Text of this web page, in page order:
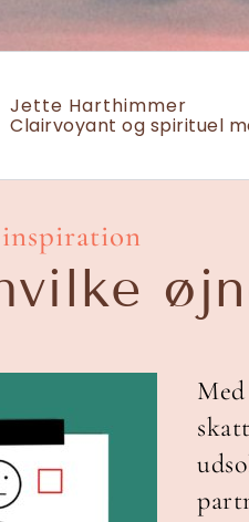
Jette Harthimmer
Clairvoyant og spirituel